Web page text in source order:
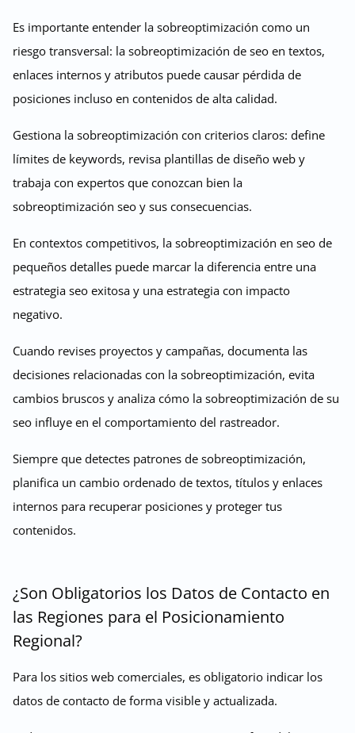
Es importante entender la sobreoptimización como un
riesgo transversal: la sobreoptimización de seo en textos,
enlaces internos y atributos puede causar pérdida de
posiciones incluso en contenidos de alta calidad.
Gestiona la sobreoptimización con criterios claros: define
límites de keywords, revisa plantillas de diseño web y
trabaja con expertos que conozcan bien la
sobreoptimización seo y sus consecuencias.
En contextos competitivos, la sobreoptimización en seo de
pequeños detalles puede marcar la diferencia entre una
estrategia seo exitosa y una estrategia con impacto
negativo.
Cuando revises proyectos y campañas, documenta las
decisiones relacionadas con la sobreoptimización, evita
cambios bruscos y analiza cómo la sobreoptimización de su
seo influye en el comportamiento del rastreador.
Siempre que detectes patrones de sobreoptimización,
planifica un cambio ordenado de textos, títulos y enlaces
internos para recuperar posiciones y proteger tus
contenidos.
¿Son Obligatorios los Datos de Contacto en
las Regiones para el Posicionamiento
Regional?
Para los sitios web comerciales, es obligatorio indicar los
datos de contacto de forma visible y actualizada.